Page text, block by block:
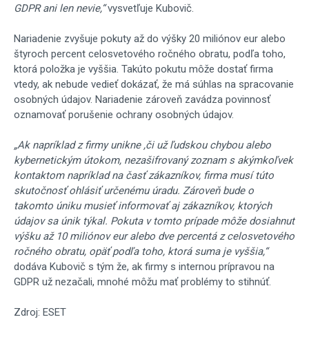
GDPR ani len nevie,“vysvetľuje Kubovič.
Nariadenie zvyšuje pokuty až do výšky 20 miliónov eur alebo
štyroch percent celosvetového ročného obratu, podľa toho,
ktorá položka je vyššia. Takúto pokutu môže dostať firma
vtedy, ak nebude vedieť dokázať, že má súhlas na spracovanie
osobných údajov. Nariadenie zároveň zavádza povinnosť
oznamovať porušenie ochrany osobných údajov.
„Ak napríklad z firmy unikne ,či už ľudskou chybou alebo
kybernetickým útokom, nezašifrovaný zoznam s akýmkoľvek
kontaktom napríklad na časť zákazníkov, firma musí túto
skutočnosť ohlásiť určenému úradu. Zároveň bude o
takomto úniku musieť informovať aj zákazníkov, ktorých
údajov sa únik týkal. Pokuta v tomto prípade môže dosiahnuť
výšku až 10 miliónov eur alebo dve percentá z celosvetového
ročného obratu, opäť podľa toho, ktorá suma je vyššia,“
dodáva Kubovič s tým že, ak firmy s internou prípravou na
GDPR už nezačali, mnohé môžu mať problémy to stihnúť.
Zdroj: ESET